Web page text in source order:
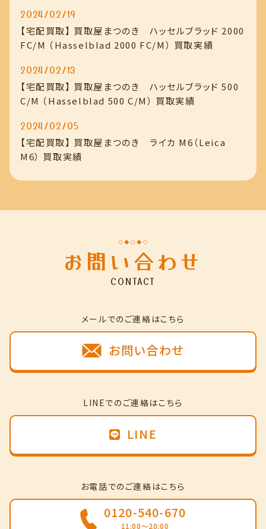
2024/02/19
【宅配買取】 買取屋まつのき ハッセルブラッド 2000
FC/M （Hasselblad 2000 FC/M） 買取実績
2024/02/13
【宅配買取】 買取屋まつのき ハッセルブラッド 500
C/M （Hasselblad 500 C/M） 買取実績
2024/02/05
【宅配買取】 買取屋まつのき ライカ M6（Leica
M6） 買取実績
お問い合わせ
CONTACT
メールでのご連絡はこちら
お問い合わせ
LINEでのご連絡はこちら
LINE
お電話でのご連絡はこちら
0120-540-670
11:00～20:00